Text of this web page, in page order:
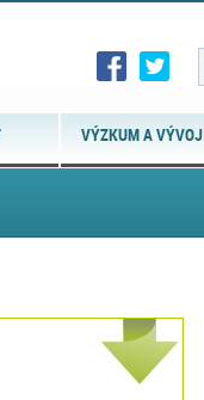
VÝZKUM A VÝVOJ